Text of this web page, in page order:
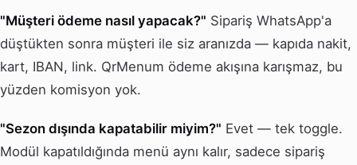
"Müşteri ödeme nasıl yapacak?" Sipariş WhatsApp'a
düştükten sonra müşteri ile siz aranızda — kapıda nakit,
kart, IBAN, link. QrMenum ödeme akışına karışmaz, bu
yüzden komisyon yok.
"Sezon dışında kapatabilir miyim?" Evet — tek toggle.
Modül kapatıldığında menü aynı kalır, sadece sipariş